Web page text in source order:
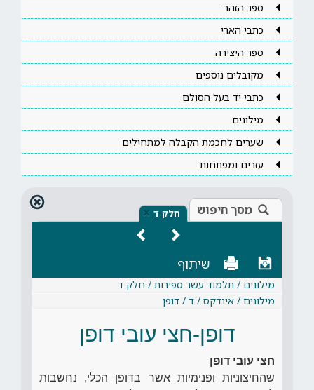
ספר הזהר
כתבי הארי
ספר היצירה
מקובלים נוספים
כתבי יד בעל הסולם
מילונים
שערים לחכמת הקבלה למתחילים
עזרים ומפתחות
מסך חיפוש חלק ד ×
שיתוף
מילונים / תלמוד עשר ספירות / חלק ד
מילונים / אינדקס / ד / דופן
דופן-חצי עובי דופן
חצי עובי דופן
שהחיצוניות ופנימיות אשר בדופן הכלי, נחשבות